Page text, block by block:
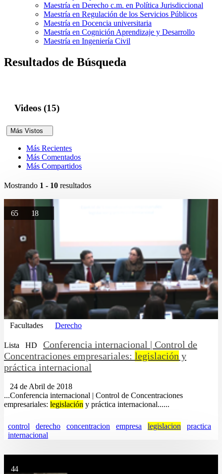
Maestría en Derecho c.m. en Política Jurisdiccional
Maestría en Regulación de los Servicios Públicos
Maestría en Docencia universitaria
Maestría en Cognición Aprendizaje y Desarrollo
Maestría en Ingeniería Civil
Resultados de Búsqueda
Videos (15)
Más Vistos
Más Recientes
Más Comentados
Más Compartidos
Mostrando 1 - 10 resultados
65 18
Facultades Derecho
Lista HD
Conferencia internacional | Control de
Concentraciones empresariales: legislación y
práctica internacional
24 de Abril de 2018
...Conferencia internacional | Control de Concentraciones
empresariales: legislación y práctica internacional......
control derecho concentracion empresa legislacion
practica
internacional
44